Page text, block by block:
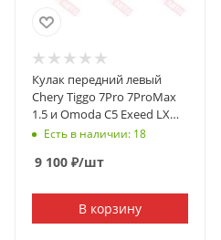
Кулак передний левый
Chery Tiggo 7Pro 7ProMax
1.5 и Omoda C5 Exeed LX
7ProMax 1.6
Есть в наличии: 18
9 100 ₽/шт
В корзину